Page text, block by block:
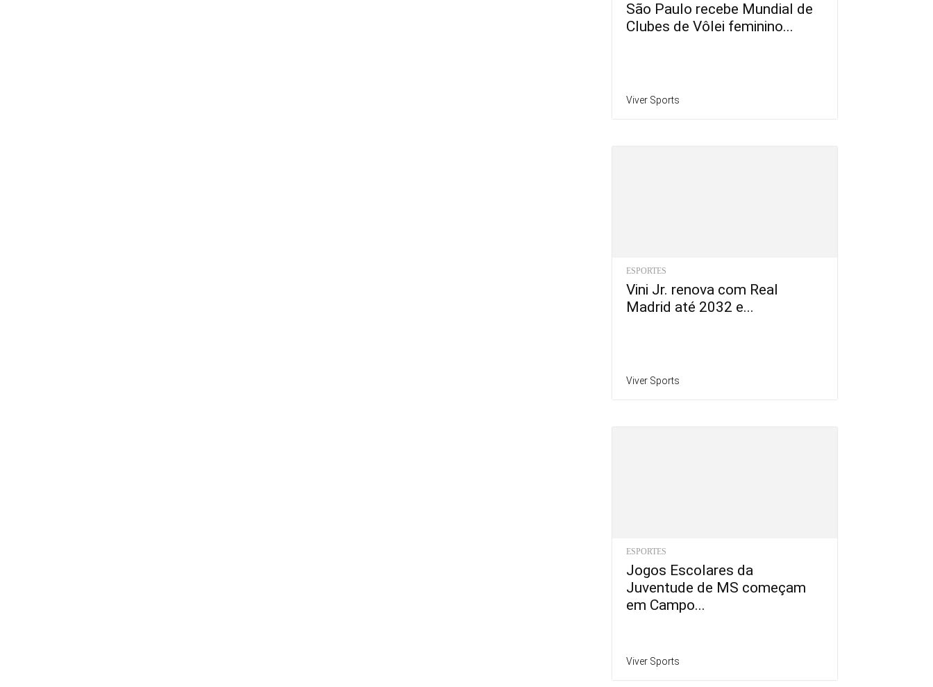
São Paulo recebe Mundial de
Clubes de Vôlei feminino...
Viver Sports
ESPORTES
Vini Jr. renova com Real
Madrid até 2032 e...
Viver Sports
ESPORTES
Jogos Escolares da
Juventude de MS começam
em Campo...
Viver Sports